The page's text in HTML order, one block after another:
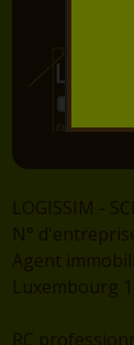
LOGISSIM -
N°
Agent
Luxembourg
RC